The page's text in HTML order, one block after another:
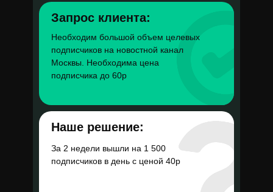
1 950 руб
Доля рекламных
расходов
За 2 недели вышли на 1 500
подписчиков в день с ценой 40р
Наше решение:
Необходим большой объем целевых
подписчиков на новостной канал
Москвы. Необходима цена
подписчика до 60р
Запрос клиента:
Константинова Екатерина Сергеевна